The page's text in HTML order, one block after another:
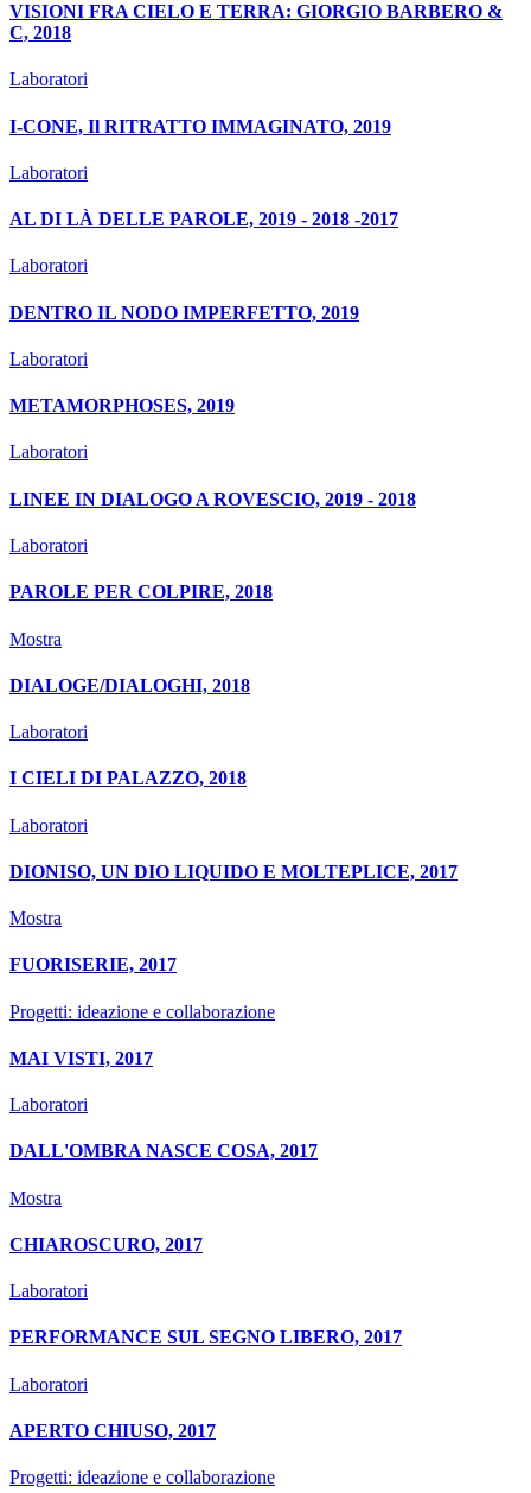
VISIONI FRA CIELO E TERRA: GIORGIO BARBERO &
C, 2018
Laboratori
I-CONE, Il RITRATTO IMMAGINATO, 2019
Laboratori
AL DI LÀ DELLE PAROLE, 2019 - 2018 -2017
Laboratori
DENTRO IL NODO IMPERFETTO, 2019
Laboratori
METAMORPHOSES, 2019
Laboratori
LINEE IN DIALOGO A ROVESCIO, 2019 - 2018
Laboratori
PAROLE PER COLPIRE, 2018
Mostra
DIALOGE/DIALOGHI, 2018
Laboratori
I CIELI DI PALAZZO, 2018
Laboratori
DIONISO, UN DIO LIQUIDO E MOLTEPLICE, 2017
Mostra
FUORISERIE, 2017
Progetti: ideazione e collaborazione
MAI VISTI, 2017
Laboratori
DALL'OMBRA NASCE COSA, 2017
Mostra
CHIAROSCURO, 2017
Laboratori
PERFORMANCE SUL SEGNO LIBERO, 2017
Laboratori
APERTO CHIUSO, 2017
Progetti: ideazione e collaborazione